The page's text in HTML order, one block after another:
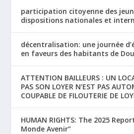
participation citoyenne des
dispositions nationales et
décentralisation: une journée
en faveurs des habitants de
ATTENTION BAILLEURS : UN
PAS SON LOYER N’EST PAS
COUPABLE DE FILOUTERIE DE
HUMAN RIGHTS: The 2025
Monde Avenir”